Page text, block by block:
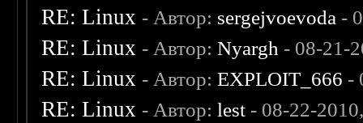
RE: Linux - Автор: sergejvoevoda -
RE: Linux - Автор:Nyargh - 08-21-
RE: Linux - Автор:EXPLOIT_666 -
RE: Linux - Автор:lest - 08-22-